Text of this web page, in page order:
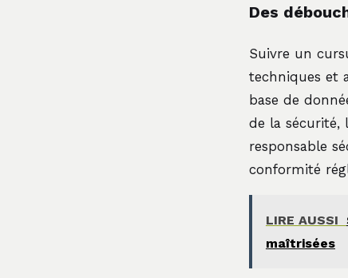
Des
Suivre un
techniques et
base de
de la sécurité,
responsable
conformité
LIRE AUSSI
maîtrisées